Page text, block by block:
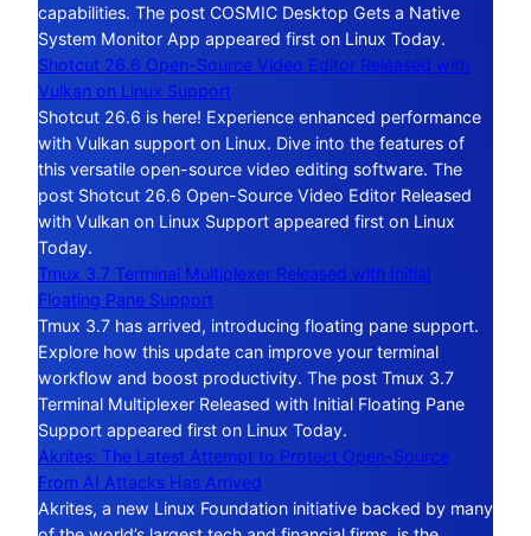
capabilities. The post COSMIC Desktop Gets a Native
System Monitor App appeared first on Linux Today.
Shotcut 26.6 Open-Source Video Editor Released with
Vulkan on Linux Support
Shotcut 26.6 is here! Experience enhanced performance
with Vulkan support on Linux. Dive into the features of
this versatile open-source video editing software. The
post Shotcut 26.6 Open-Source Video Editor Released
with Vulkan on Linux Support appeared first on Linux
Today.
Tmux 3.7 Terminal Multiplexer Released with Initial
Floating Pane Support
Tmux 3.7 has arrived, introducing floating pane support.
Explore how this update can improve your terminal
workflow and boost productivity. The post Tmux 3.7
Terminal Multiplexer Released with Initial Floating Pane
Support appeared first on Linux Today.
Akrites: The Latest Attempt to Protect Open-Source
From AI Attacks Has Arrived
Akrites, a new Linux Foundation initiative backed by many